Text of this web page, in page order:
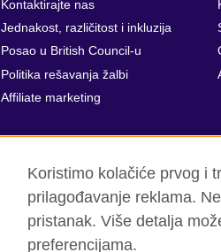
Kontaktirajte nas
Jednakost, različitost i inkluzija
Posao u British Council-u
Politika rešavanja žalbi
Affiliate marketing
Koristimo kolačiće prvog i
prilagođavanje reklama.
pristanak. Više detalja
preferencijama.